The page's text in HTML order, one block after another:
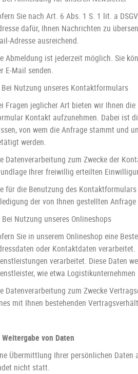
Sie nach Art. 6 Abs. 1 S. 1 lit. a
dafür, Ihnen Nachrichten zu
Adresse ausreichend.
Abmeldung ist jederzeit möglich. Sie
E-Mail senden.
Nutzung unseres Kontaktformulars
Fragen jeglicher Art bieten wir Ihnen
Kontakt aufzunehmen. Dabei ist
von wem die Anfrage stammt und
werden.
Datenverarbeitung zum Zwecke der
Ihrer freiwillig erteilten
für die Benutzung des
der von Ihnen gestellten
Nutzung unseres Onlineshops
Sie in unserem Onlineshop eine
oder Kontaktdaten
verarbeitet. Diese Daten
wie etwa Logistikunternehmen
Datenverarbeitung zum Zwecke
mit Ihnen bestehenden
von Daten
Übermittlung Ihrer persönlichen
nicht statt.